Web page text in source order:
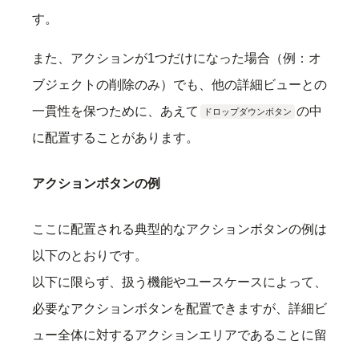
す。
また、アクションが1つだけになった場合（例：オ
ブジェクトの削除のみ）でも、他の詳細ビューとの
一貫性を保つために、あえて
ドロップダウンボタン の中
に配置することがあります。
アクションボタンの例
ここに配置される典型的なアクションボタンの例は
以下のとおりです。
以下に限らず、扱う機能やユースケースによって、
必要なアクションボタンを配置できますが、詳細ビ
ュー全体に対するアクションエリアであることに留